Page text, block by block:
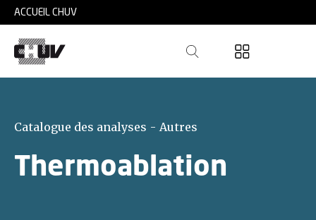
Skip to main content
ACCUEIL CHUV
Catalogue des analyses - Autres
Thermoablation